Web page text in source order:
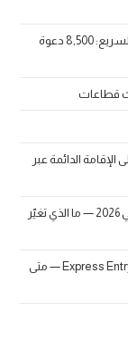
كندا تجري أكبر سحب قائم على الفئات في تاريخ الدخول السريع: 8,500 دعوة
قطاعات
الدائمة عبر
هذه هي الفئات التي تفضّلها ألبرتا لمنح الإقامة الدائمة في 2026 — ما الذي تغيّر
لماذا قد تضطر لرفض دعوة تقديم طلب (ITA) في نظام Express Entry — متى